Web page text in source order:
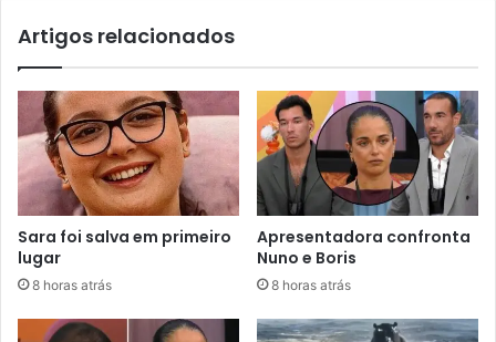
Artigos relacionados
Sara foi salva em primeiro
lugar
8 horas atrás
Apresentadora confronta
Nuno e Boris
8 horas atrás